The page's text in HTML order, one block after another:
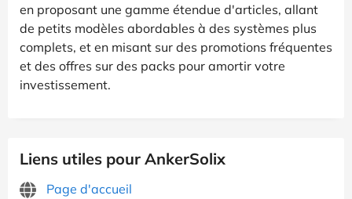
en proposant une gamme étendue d'articles, allant
de petits modèles abordables à des systèmes plus
complets, et en misant sur des promotions fréquentes
et des offres sur des packs pour amortir votre
investissement.
Liens utiles pour AnkerSolix
Page d'accueil